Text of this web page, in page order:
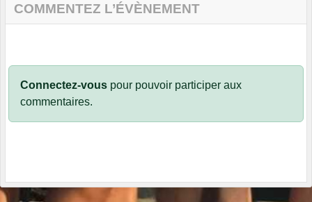
COMMENTEZ L’ÉVÈNEMENT
Connectez-vous pour pouvoir participer aux
commentaires.